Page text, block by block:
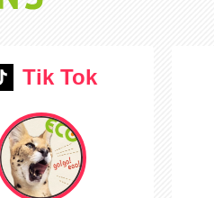
Tik Tok